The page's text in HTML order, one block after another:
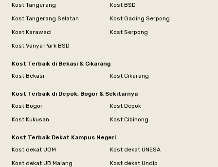
Kost Tangerang
Kost BSD
Kost Tangerang Selatan
Kost Gading Serpong
Kost Karawaci
Kost Serpong
Kost Vanya Park BSD
Kost Terbaik di Bekasi & Cikarang
Kost Bekasi
Kost Cikarang
Kost Terbaik di Depok, Bogor & Sekitarnya
Kost Bogor
Kost Depok
Kost Kukusan
Kost Cibinong
Kost Terbaik Dekat Kampus Negeri
Kost dekat UGM
Kost dekat UNESA
Kost dekat UB Malang
Kost dekat Undip